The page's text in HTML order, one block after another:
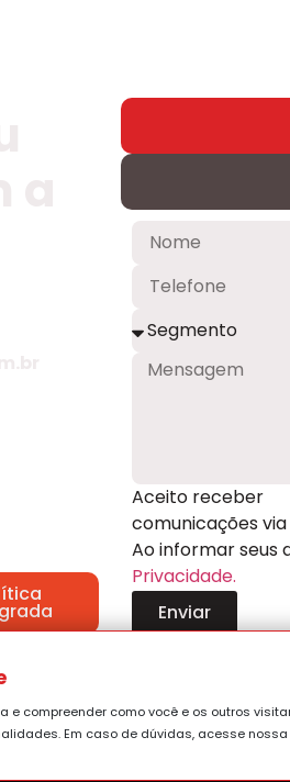
Aceito receber
comunicações
Ao informar seus
Privacidade.
Enviar
compreender como você e os outros
Em caso de dúvidas, acesse nossa